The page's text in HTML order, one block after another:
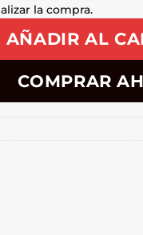
la compra.
AÑADIR AL
COMPRAR